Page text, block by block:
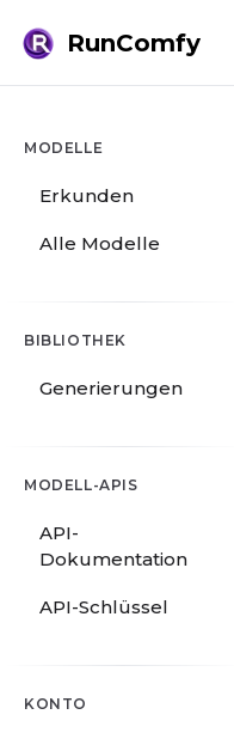
RunComfy
MODELLE
Erkunden
Alle Modelle
BIBLIOTHEK
Generierungen
MODELL-APIS
API-
Dokumentation
API-Schlüssel
KONTO